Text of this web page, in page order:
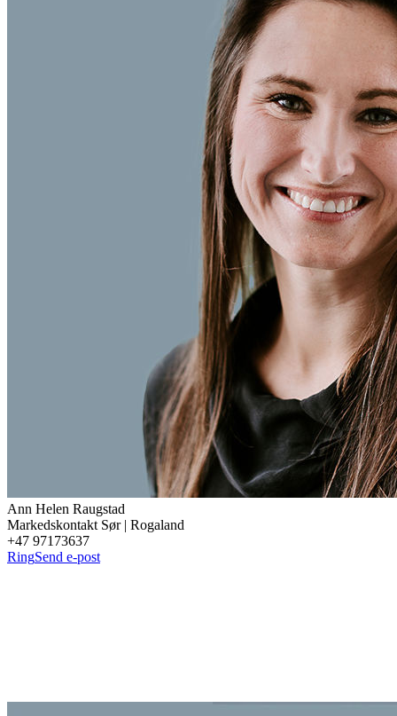
Ann Helen Raugstad
Markedskontakt Sør | Rogaland
+47 97173637
RingSend e-post